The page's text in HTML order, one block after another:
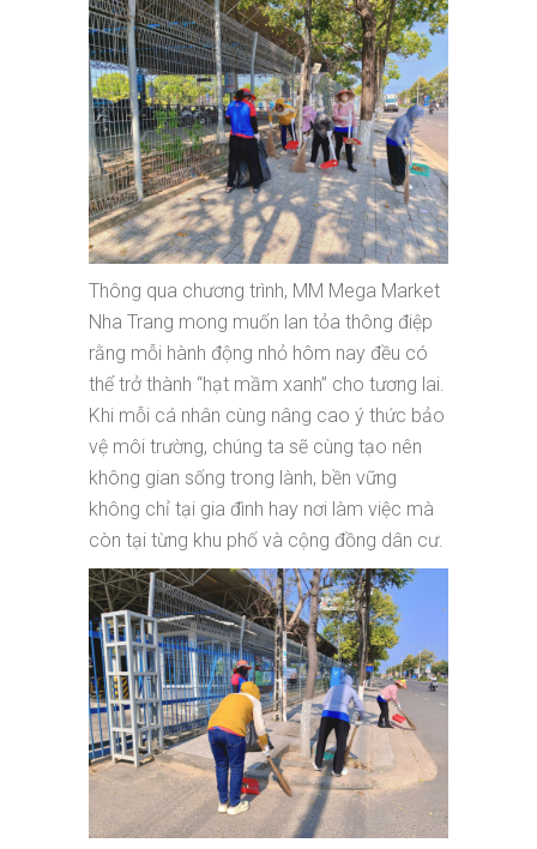
Thông qua chương trình, MM Mega Market
Nha Trang mong muốn lan tỏa thông điệp
rằng mỗi hành động nhỏ hôm nay đều có
thể trở thành “hạt mầm xanh” cho tương lai.
Khi mỗi cá nhân cùng nâng cao ý thức bảo
vệ môi trường, chúng ta sẽ cùng tạo nên
không gian sống trong lành, bền vững
không chỉ tại gia đình hay nơi làm việc mà
còn tại từng khu phố và cộng đồng dân cư.